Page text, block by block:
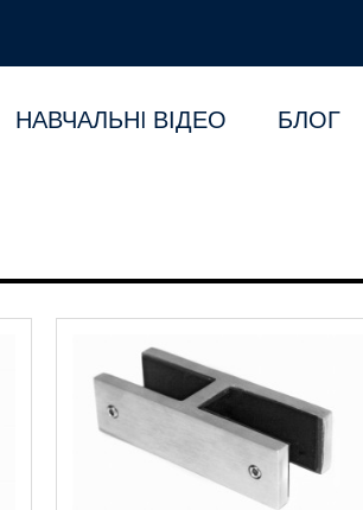
НАВЧАЛЬНI ВІДЕО БЛОГ